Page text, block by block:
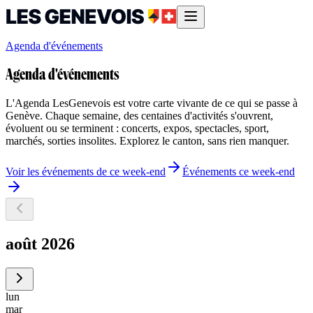
Agenda d'événements
Agenda d'événements
L'Agenda LesGenevois est votre carte vivante de ce qui se passe à
Genève. Chaque semaine, des centaines d'activités s'ouvrent,
évoluent ou se terminent : concerts, expos, spectacles, sport,
marchés, sorties insolites. Explorez le canton, sans rien manquer.
Voir les événements de ce week-end Événements ce week-end
août 2026
lun
mar